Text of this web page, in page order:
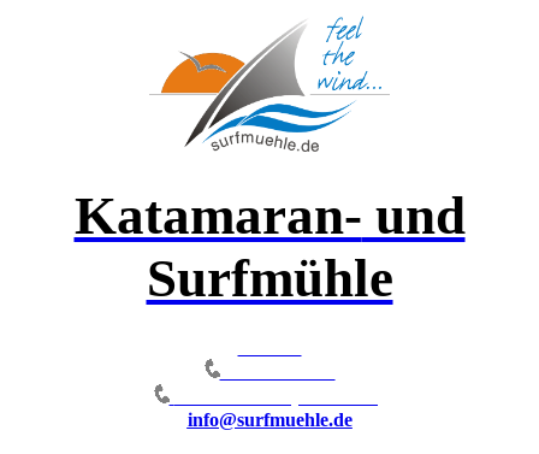
Katamaran- und
Surfmühle
0172-6599311
info@surfmuehle.de